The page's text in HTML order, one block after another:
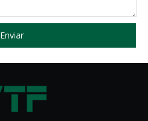
Enviar